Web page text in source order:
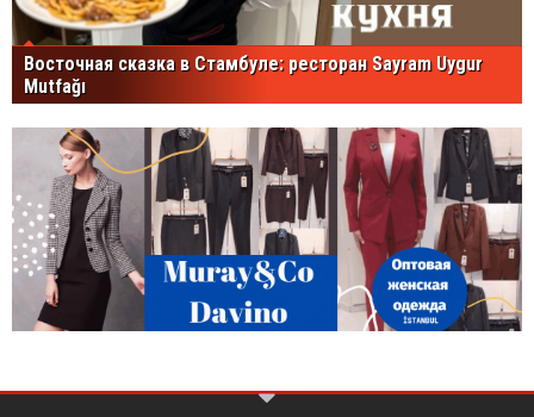
Восточная сказка в Стамбуле: ресторан Sayram Uygur
Mutfağı